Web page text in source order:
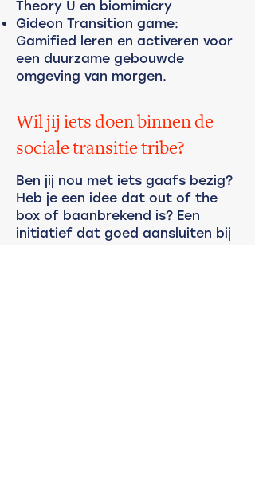
Theory U en biomimicry
Gideon Transition game:
Gamified leren en activeren voor
een duurzame gebouwde
omgeving van morgen.
Wil jij iets doen binnen de
sociale transitie tribe?
Ben jij nou met iets gaafs bezig?
Heb je een idee dat out of the
box of baanbrekend is? Een
initiatief dat goed aansluiten bij